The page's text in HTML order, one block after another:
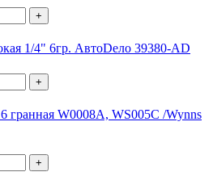
+
1/4" 6гр. АвтоDело 39380-АD
+
гранная W0008A, WS005C /Wynns
+